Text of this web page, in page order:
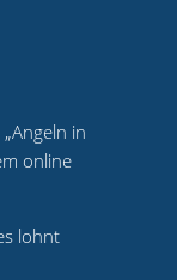
in
online
lohnt